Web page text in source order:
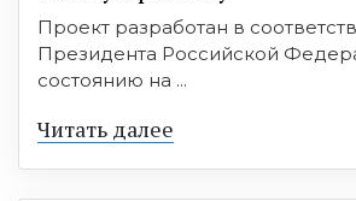
Проект разработан в
Президента Российской
состоянию на ...
Читать далее